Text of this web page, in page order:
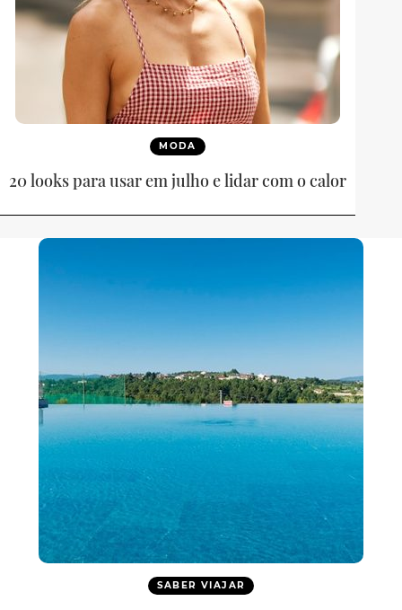
MODA
20 looks para usar em julho e lidar com o calor
SABER VIAJAR